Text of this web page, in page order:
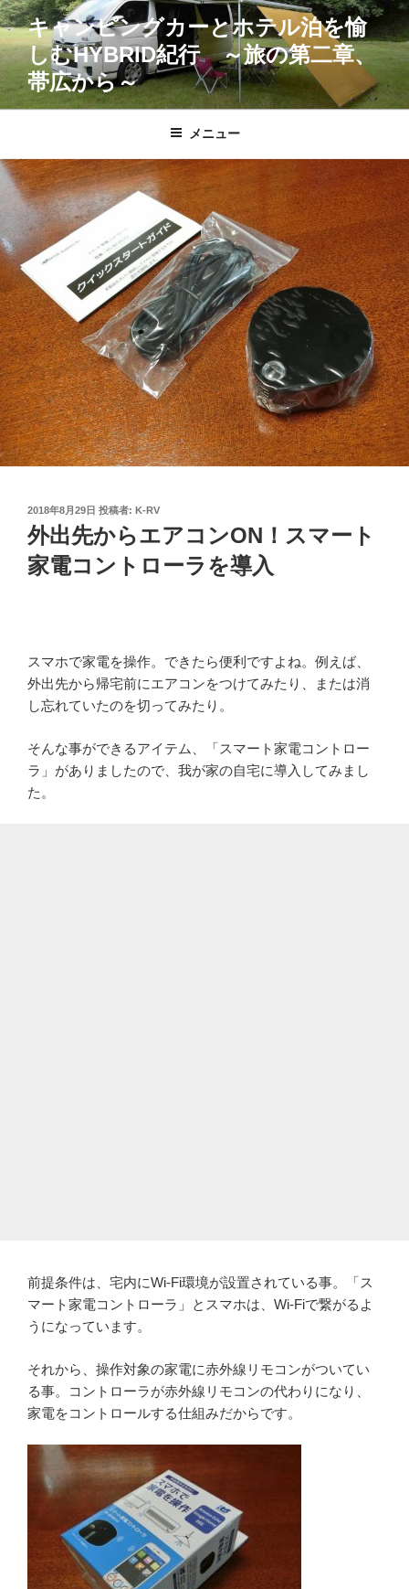
コ
ン
テ
キ
ッ
キャンピングカーとホテル泊を愉
しむHYBRID紀行 ～旅の第二章、
帯広から～
メニュー
投
稿
日:
2018年8月29日 投稿者: K-RV
外出先からエアコンON！スマート
家電コントローラを導入
スマホで家電を操作。できたら便利ですよね。例えば、
外出先から帰宅前にエアコンをつけてみたり、または消
し忘れていたのを切ってみたり。
そんな事ができるアイテム、「スマート家電コントロー
ラ」がありましたので、我が家の自宅に導入してみまし
た。
前提条件は、宅内にWi-Fi環境が設置されている事。「ス
マート家電コントローラ」とスマホは、Wi-Fiで繋がるよ
うになっています。
それから、操作対象の家電に赤外線リモコンがついてい
る事。コントローラが赤外線リモコンの代わりになり、
家電をコントロールする仕組みだからです。